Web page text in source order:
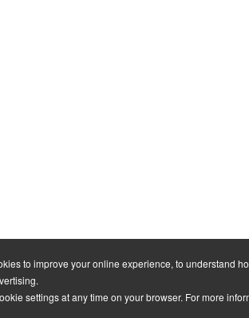
to improve your online experience, to understand
settings at any time on your browser. For more